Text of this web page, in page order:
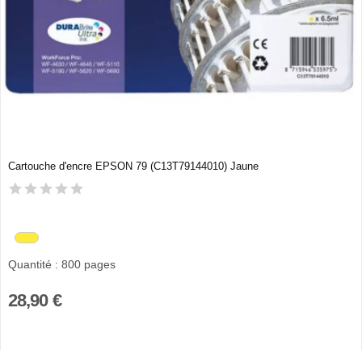
Cartouche d'encre EPSON 79 (C13T79144010) Jaune
Quantité : 800 pages
28,90 €